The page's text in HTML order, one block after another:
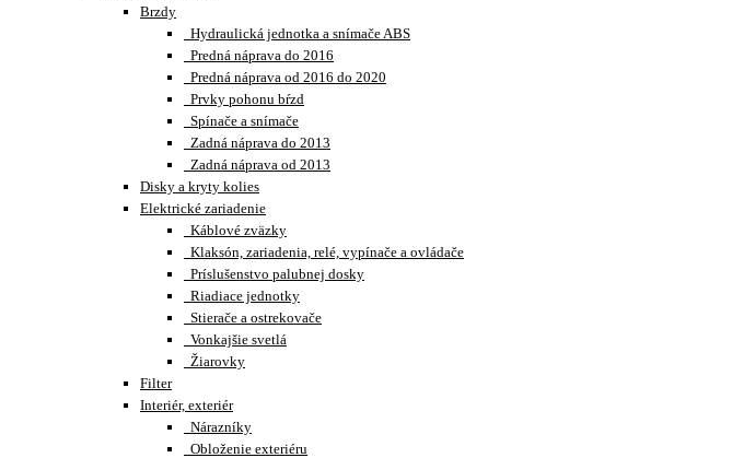
Brzdy
Hydraulická jednotka a snímače ABS
Predná náprava do 2016
Predná náprava od 2016 do 2020
Prvky pohonu bŕzd
Spínače a snímače
Zadná náprava do 2013
Zadná náprava od 2013
Disky a kryty kolies
Elektrické zariadenie
Káblové zväzky
Klaksón, zariadenia, relé, vypínače a ovládače
Príslušenstvo palubnej dosky
Riadiace jednotky
Stierače a ostrekovače
Vonkajšie svetlá
Žiarovky
Filter
Interiér, exteriér
Nárazníky
Obloženie exteriéru